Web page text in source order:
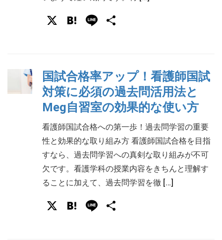
X Hatena
Line
国試合格率アップ！看護師国試
対策に必須の過去問活用法と
Meg自習室の効果的な使い方
看護師国試合格への第一歩！過去問学習の重要
性と効果的な取り組み方 看護師国試合格を目指
すなら、過去問学習への真剣な取り組みが不可
欠です。看護学科の授業内容をきちんと理解す
ることに加えて、過去問学習を徹 […]
X Hatena
Line